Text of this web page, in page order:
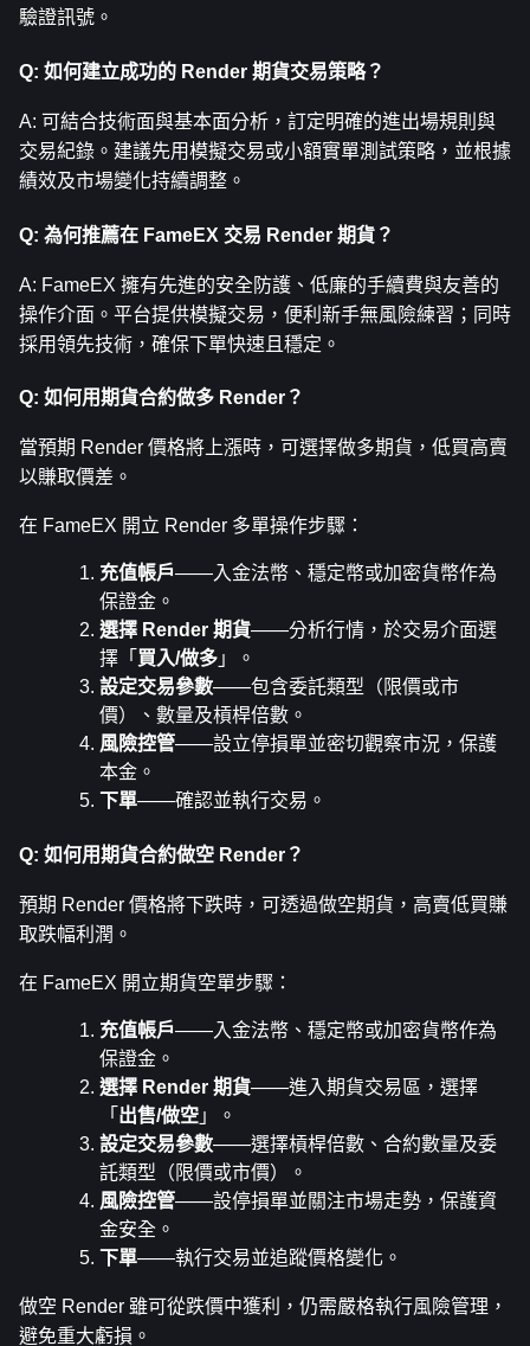
驗證訊號。
Q: 如何建立成功的 Render 期貨交易策略？
A: 可結合技術面與基本面分析，訂定明確的進出場規則與
交易紀錄。建議先用模擬交易或小額實單測試策略，並根據
績效及市場變化持續調整。
Q: 為何推薦在 FameEX 交易 Render 期貨？
A: FameEX 擁有先進的安全防護、低廉的手續費與友善的
操作介面。平台提供模擬交易，便利新手無風險練習；同時
採用領先技術，確保下單快速且穩定。
Q: 如何用期貨合約做多 Render？
當預期 Render 價格將上漲時，可選擇做多期貨，低買高賣
以賺取價差。
在 FameEX 開立 Render 多單操作步驟：
充值帳戶——入金法幣、穩定幣或加密貨幣作為
保證金。
選擇 Render 期貨——分析行情，於交易介面選
擇「 買入/做多 」。
設定交易參數——包含委託類型（限價或市
價）、數量及槓桿倍數。
風險控管——設立停損單並密切觀察市況，保護
本金。
下單——確認並執行交易。
Q: 如何用期貨合約做空 Render？
預期 Render 價格將下跌時，可透過做空期貨，高賣低買賺
取跌幅利潤。
在 FameEX 開立期貨空單步驟：
充值帳戶——入金法幣、穩定幣或加密貨幣作為
保證金。
選擇 Render 期貨——進入期貨交易區，選擇
「 出售/做空 」。
設定交易參數——選擇槓桿倍數、合約數量及委
託類型（限價或市價）。
風險控管——設停損單並關注市場走勢，保護資
金安全。
下單——執行交易並追蹤價格變化。
做空 Render 雖可從跌價中獲利，仍需嚴格執行風險管理，
避免重大虧損。